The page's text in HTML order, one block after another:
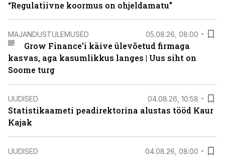
“Regulatiivne koormus on ohjeldamatu”
MAJANDUSTULEMUSED 05.08.26, 08:00
Grow Finance’i käive ülevõetud firmaga
kasvas, aga kasumlikkus langes | Uus siht on
Soome turg
UUDISED 04.08.26, 10:58
Statistikaameti peadirektorina alustas tööd Kaur
Kajak
UUDISED 04.08.26, 08:00